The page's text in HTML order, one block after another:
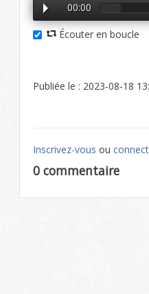
00:00
Écouter en boucle
Publiée le : 2023-08-18
Inscrivez-vous ou
0 commentaire